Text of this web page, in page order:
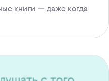
книги — даже когда